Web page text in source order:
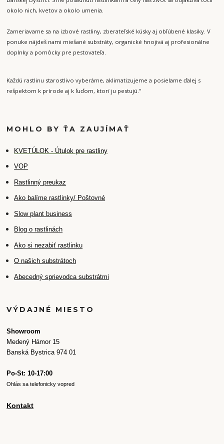
okolo nich, kvetov a okolo umenia.
Zameriavame sa na izbové rastliny, zberateľské kúsky aj obľúbené klasiky. V
ponuke nájdeš nami miešané substráty, organické hnojivá aj profesionálne
doplnky a pomôcky pre pestovateľa.
Každú rastlinu starostlivo vyberáme, aklimatizujeme a posielame ďalej s
rešpektom k prírode aj k ľuďom, ktorí ju pestujú."
MOHLO BY ŤA ZAUJÍMAŤ
KVETÚLOK - Útulok pre rastliny
VOP
Rastlinný preukaz
Ako balíme rastlinky/ Poštovné
Slow plant business
Blog o rastlinách
Ako si nezabiť rastlinku
O našich substrátoch
Abecedný sprievodca substrátmi
VÝDAJNÉ MIESTO
Showroom
Medený Hámor 15
Banská Bystrica 974 01
Po-St: 10-17:00
Ohlás sa telefonicky vopred
Kontakt